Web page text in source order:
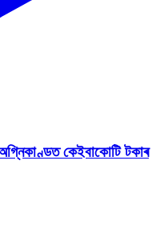
কেইবাকোটি টকাৰ